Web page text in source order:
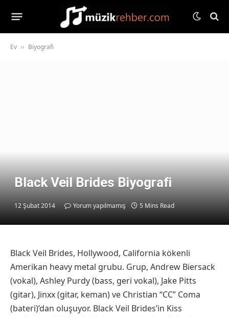
Ev » Biyografi
Black Veil Brides Biyografi
12 Şubat 2014 Yorum yapılmamış 5 Mins Read
Black Veil Brides, Hollywood, California kökenli
Amerikan heavy metal grubu. Grup, Andrew Biersack
(vokal), Ashley Purdy (bass, geri vokal), Jake Pitts
(gitar), Jinxx (gitar, keman) ve Christian “CC” Coma
(bateri)’dan oluşuyor. Black Veil Brides’in Kiss